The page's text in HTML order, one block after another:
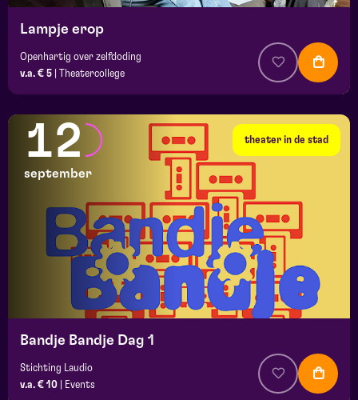
Lampje erop
Openhartig over zelfdoding
v.a. € 5
Theatercollege
theater in de stad
12
september
Bandje Bandje Dag 1
Stichting Laudio
v.a. € 10
Events